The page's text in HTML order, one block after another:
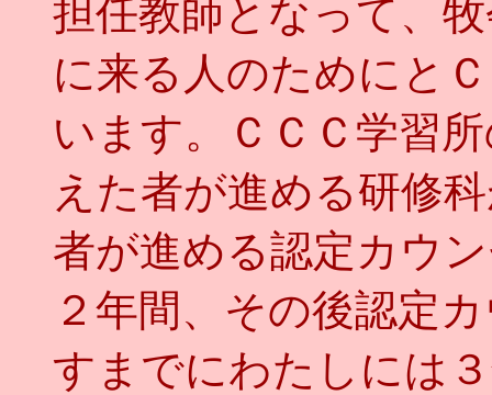
担任教師となって、
に来る人のためにと
います。ＣＣＣ学習
えた者が進める研修
者が進める認定カウ
２年間、その後認定
すまでにわたしには